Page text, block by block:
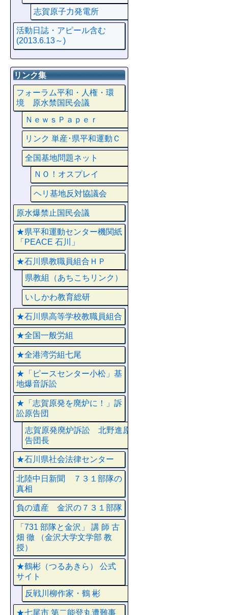
志賀原子力発電所
活動日誌・アピール含む
(2013.6.13～)
リンク集
フォーラム平和・人権・環
境 原水禁国民会議
ＮｅｗｓＰａｐｅｒ
リンク 単産･県平和運動Ｃ
全国基地問題ネット
ＮＯ！オスプレイ
ヘリ基地反対協議会
原水爆禁止国民会議
★県平和運動センター機関紙
「PEACE 石川」
★石川県教職員組合ＨＰ
県教組（あちこちリンク）
いしかわ教育総研
★石川県高等学校教職員組合
★全国一般労組
★全港湾労組七尾
★「ピースセンター小松」基
地爆音訴訟
★「志賀原発を廃炉に！」訴
訟原告団
志賀原発廃炉訴訟 北野進原
告団長
★石川県社会法律センター
北陸中日新聞 ７３１部隊の
真相
負の遺産 金沢の７３１部隊
「731 部隊と金沢」 講 師 古
畑 徹 （金沢大学文学部 教
授）
★鶴彬（つるあきら） 公式
サイト
反戦川柳作家・鶴 彬
★七尾市 第二能登丸遭難事